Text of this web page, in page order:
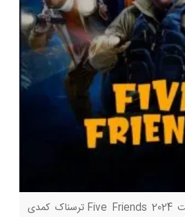
دانلود فیلم پنج دوست Five Friends 2024 ترسناک کمدی